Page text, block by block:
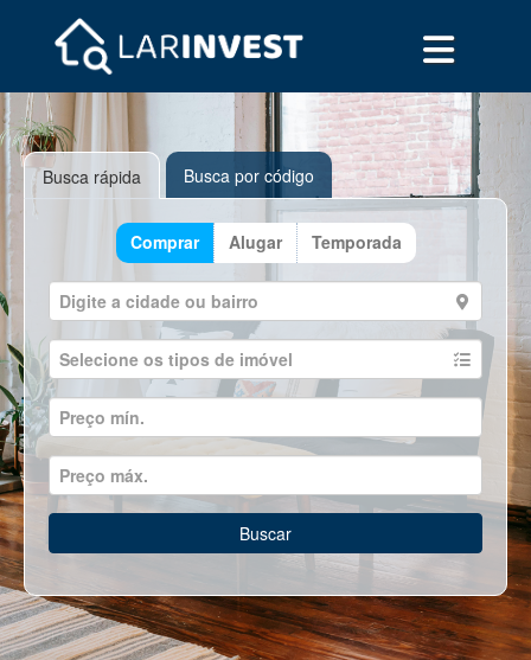
Busca rápida Busca por código
Comprar Alugar Temporada